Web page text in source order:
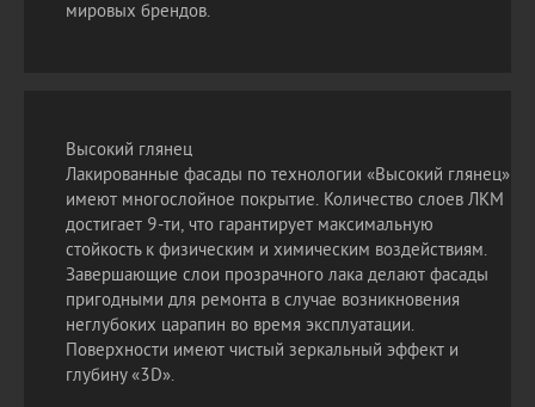
мировых брендов.
Высокий глянец
Лакированные фасады по технологии «Высокий глянец»
имеют многослойное покрытие. Количество слоев ЛКМ
достигает 9-ти, что гарантирует максимальную
стойкость к физическим и химическим воздействиям.
Завершающие слои прозрачного лака делают фасады
пригодными для ремонта в случае возникновения
неглубоких царапин во время эксплуатации.
Поверхности имеют чистый зеркальный эффект и
глубину «3D».